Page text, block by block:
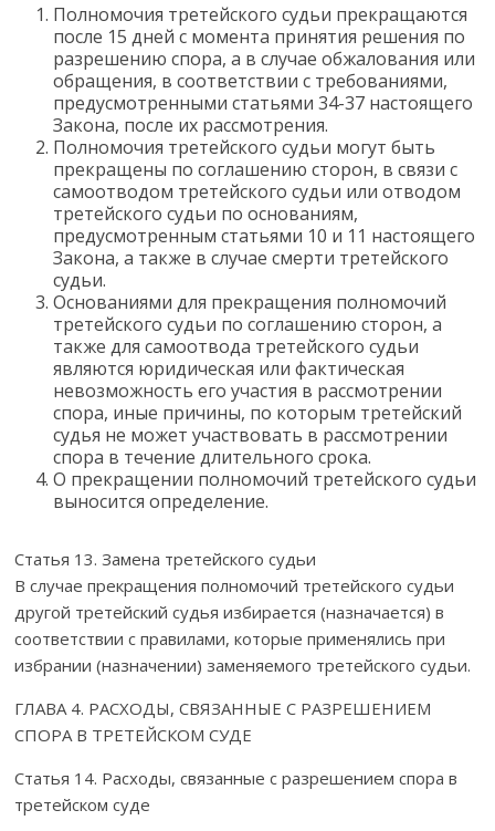
Полномочия третейского судьи прекращаются
после 15 дней с момента принятия решения по
разрешению спора, а в случае обжалования или
обращения, в соответствии с требованиями,
предусмотренными статьями 34-37 настоящего
Закона, после их рассмотрения.
Полномочия третейского судьи могут быть
прекращены по соглашению сторон, в связи с
самоотводом третейского судьи или отводом
третейского судьи по основаниям,
предусмотренным статьями 10 и 11 настоящего
Закона, а также в случае смерти третейского
судьи.
Основаниями для прекращения полномочий
третейского судьи по соглашению сторон, а
также для самоотвода третейского судьи
являются юридическая или фактическая
невозможность его участия в рассмотрении
спора, иные причины, по которым третейский
судья не может участвовать в рассмотрении
спора в течение длительного срока.
О прекращении полномочий третейского судьи
выносится определение.
Статья 13. Замена третейского судьи
В случае прекращения полномочий третейского судьи
другой третейский судья избирается (назначается) в
соответствии с правилами, которые применялись при
избрании (назначении) заменяемого третейского судьи.
ГЛАВА 4. РАСХОДЫ, СВЯЗАННЫЕ С РАЗРЕШЕНИЕМ
СПОРА В ТРЕТЕЙСКОМ СУДЕ
Статья 14. Расходы, связанные с разрешением спора в
третейском суде